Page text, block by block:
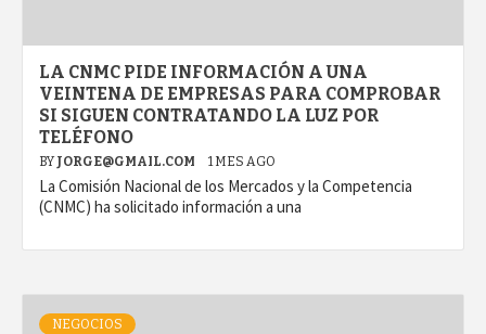
LA CNMC PIDE INFORMACIÓN A UNA
VEINTENA DE EMPRESAS PARA COMPROBAR
SI SIGUEN CONTRATANDO LA LUZ POR
TELÉFONO
BY JORGE@GMAIL.COM 1 MES AGO
La Comisión Nacional de los Mercados y la Competencia
(CNMC) ha solicitado información a una
NEGOCIOS